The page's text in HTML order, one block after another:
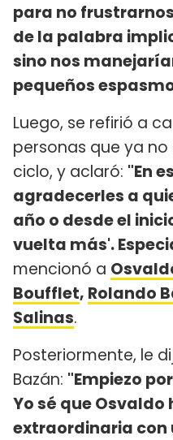
para no
de la palabra
sino nos
pequeños
Luego, se refirió a
personas que ya
ciclo, y aclaró: "En
agradecerles a
año o desde el
vuelta más'.
mencionó a
Boufflet, Rolando
Salinas.
Posteriormente, le
Bazán: "Empiezo
Yo sé que
extraordinaria con